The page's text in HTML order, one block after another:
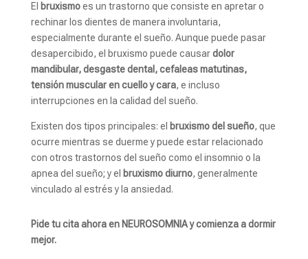
El bruxismoes un trastorno que consiste en apretar o
rechinar los dientes de manera involuntaria,
especialmente durante el sueño. Aunque puede pasar
desapercibido, el bruxismo puede causardolor
mandibular, desgaste dental, cefaleas matutinas,
tensión muscular en cuello y cara, e incluso
interrupciones en la calidad del sueño.
Existen dos tipos principales: el bruxismo del sueño, que
ocurre mientras se duerme y puede estar relacionado
con otros trastornos del sueño como el insomnio o la
apnea del sueño; y el bruxismo diurno, generalmente
vinculado al estrés y la ansiedad.
Pide tu cita ahora en NEUROSOMNIA y comienza a dormir
mejor.